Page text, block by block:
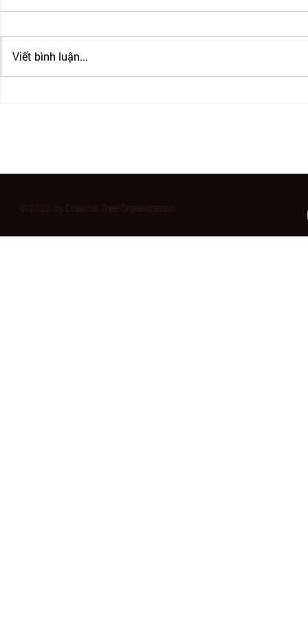
Viết bình luận...
© 2022 by Dreams Tree Organization